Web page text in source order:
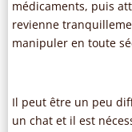
médicaments, puis
revienne
manipuler en toute
Il peut être un peu
un chat et il est